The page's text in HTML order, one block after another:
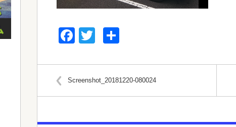
Facebook
Twitter
Screenshot_20181220-080024